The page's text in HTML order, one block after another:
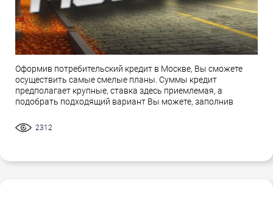
Оформив потребительский кредит в Москве, Вы сможете
осуществить самые смелые планы. Суммы кредит
предполагает крупные, ставка здесь приемлемая, а
подобрать подходящий вариант Вы можете, заполнив
2312